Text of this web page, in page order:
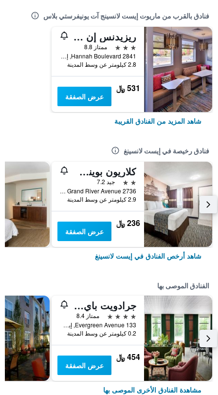
فنادق بالقرب من ماريوت إيست لانسينج آت يونيفرستي بلاس
ريزيدنس إن إيست لانسينج
3 نجوم
ممتاز 8.8
2841 Hannah Boulevard, إيست لانسينغ, MI, الولايات المتحدة الأميريكية
2.8 كيلومتر عن وسط المدينة
531 ﷼
عرض الصفقة
شاهد المزيد من الفنادق القريبة
فنادق رخيصة في إيست لانسينغ
كلاريون بوينت إيست لانسينج يونيفيرسيتي أريا
2 نجمتين
جيد 7.2
2736 East Grand River Avenue, إيست لانسينغ, MI, الولايات المتحدة الأميريكية
2.9 كيلومتر عن وسط المدينة
236 ﷼
عرض الصفقة
شاهد أرخص الفنادق في إيست لانسينغ
الفنادق الموصى بها
جرادويت باي هيلتون إيست لانسينج
4 نجوم
ممتاز 8.4
133 Evergreen Avenue, إيست لانسينغ, MI, الولايات المتحدة الأميريكية
0.2 كيلومتر عن وسط المدينة
454 ﷼
عرض الصفقة
مشاهدة الفنادق الأخرى الموصى بها